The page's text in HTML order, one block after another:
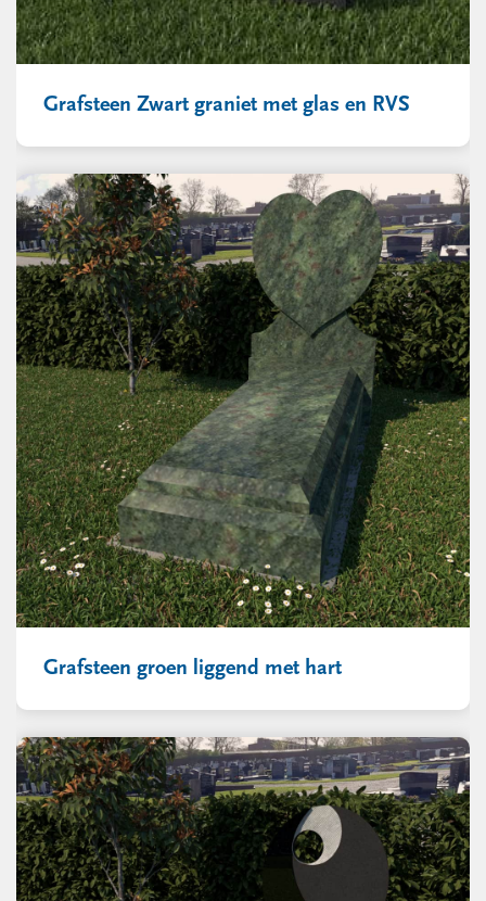
Grafsteen Zwart graniet met glas en RVS
Grafsteen groen liggend met hart